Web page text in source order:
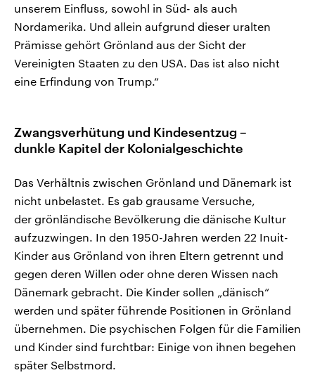
unserem Einfluss, sowohl in Süd- als auch
Nordamerika. Und allein aufgrund dieser uralten
Prämisse gehört Grönland aus der Sicht der
Vereinigten Staaten zu den USA. Das ist also nicht
eine Erfindung von Trump.“
Zwangsverhütung und Kindesentzug –
dunkle Kapitel der Kolonialgeschichte
Das Verhältnis zwischen Grönland und Dänemark ist
nicht unbelastet. Es gab grausame Versuche,
der grönländische Bevölkerung die dänische Kultur
aufzuzwingen. In den 1950-Jahren werden 22 Inuit-
Kinder aus Grönland von ihren Eltern getrennt und
gegen deren Willen oder ohne deren Wissen nach
Dänemark gebracht. Die Kinder sollen „dänisch“
werden und später führende Positionen in Grönland
übernehmen. Die psychischen Folgen für die Familien
und Kinder sind furchtbar: Einige von ihnen begehen
später Selbstmord.